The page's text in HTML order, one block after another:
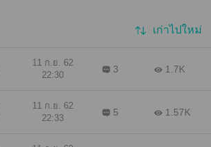
เก่าไปใหม่
11 ก.ย. 62
22:30
3 1.7K
11 ก.ย. 62
22:33
5 1.57K